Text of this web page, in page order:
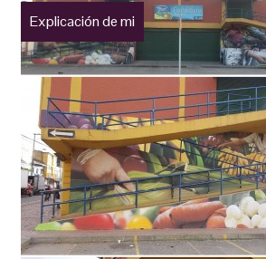
Explicación de mi